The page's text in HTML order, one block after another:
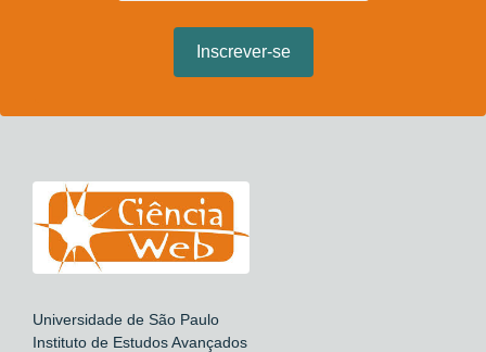
Universidade de São Paulo
Instituto de Estudos Avançados